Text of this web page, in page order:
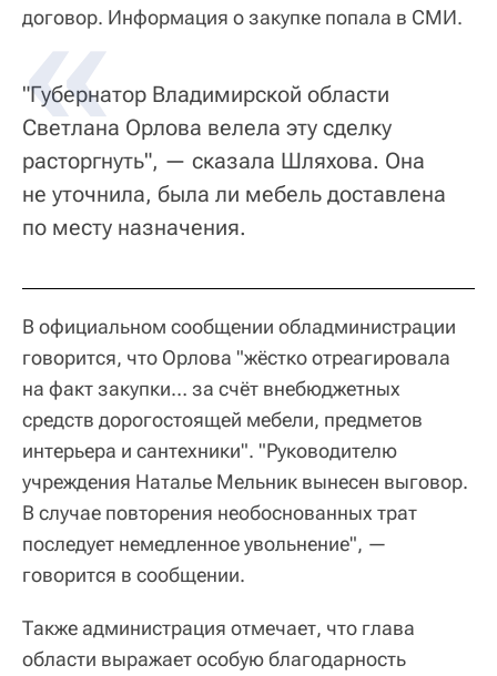
договор. Информация о закупке попала в СМИ.
"Губернатор Владимирской области
Светлана Орлова велела эту сделку
расторгнуть", — сказала Шляхова. Она
не уточнила, была ли мебель доставлена
по месту назначения.
В официальном сообщении обладминистрации
говорится, что Орлова "жёстко отреагировала
на факт закупки… за счёт внебюджетных
средств дорогостоящей мебели, предметов
интерьера и сантехники". "Руководителю
учреждения Наталье Мельник вынесен выговор.
В случае повторения необоснованных трат
последует немедленное увольнение", —
говорится в сообщении.
Также администрация отмечает, что глава
области выражает особую благодарность